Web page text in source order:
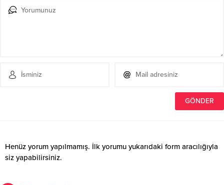
Henüz yorum yapılmamış. İlk yorumu yukarıdaki form aracılığıyla
siz yapabilirsiniz.